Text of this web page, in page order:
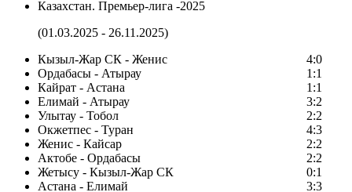
Казахстан. Премьер-лига -2025
(01.03.2025 - 26.11.2025)
Кызыл-Жар СК - Женис
4:0
Ордабасы - Атырау
1:1
Кайрат - Астана
1:1
Елимай - Атырау
3:2
Улытау - Тобол
2:2
Окжетпес - Туран
4:3
Женис - Кайсар
2:2
Актобе - Ордабасы
2:2
Жетысу - Кызыл-Жар СК
0:1
Астана - Елимай
3:3